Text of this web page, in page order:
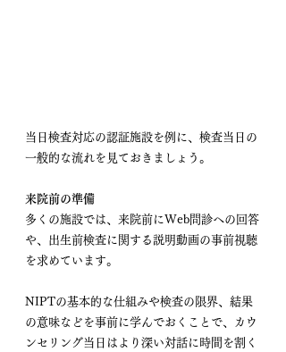
当日検査対応の認証施設を例に、検査当日の
一般的な流れを見ておきましょう。
来院前の準備
多くの施設では、来院前にWeb問診への回答
や、出生前検査に関する説明動画の事前視聴
を求めています。
NIPTの基本的な仕組みや検査の限界、結果
の意味などを事前に学んでおくことで、カウ
ンセリング当日はより深い対話に時間を割く